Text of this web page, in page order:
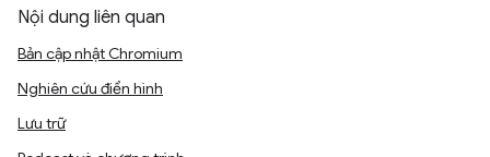
Nội dung liên quan
Bản cập nhật Chromium
Nghiên cứu điển hình
Lưu trữ